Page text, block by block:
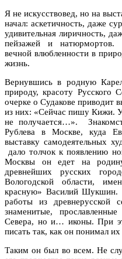
Я не искусствовед, но на
начал: аскетичность, даже
удивительная лиричность,
пейзажей и натюрмортов.
вечной влюбленности в
жизнь.
Вернувшись в родную
природу, красоту Русского
очерке о Судакове приводит
из них: «Сейчас пишу Кижи.
не получается…».
Рублева в Москве, куда
выставку самодеятельных
дало толчок к появлению
Москвы он едет на
древнейших русских
Вологодской области,
красную» Василий Шукшин.
работы из древнерусской
знаменитые,
Севера, но и… иконы. При
писать так, как он понимал их
Таким он был во всем. Не